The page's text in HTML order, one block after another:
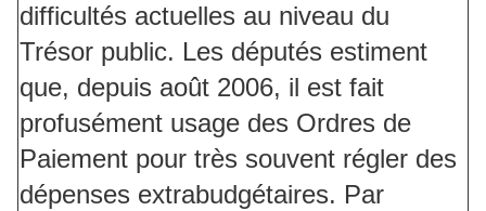
difficultés actuelles au niveau du
Trésor public. Les députés estiment
que, depuis août 2006, il est fait
profusément usage des Ordres de
Paiement pour très souvent régler des
dépenses extrabudgétaires. Par